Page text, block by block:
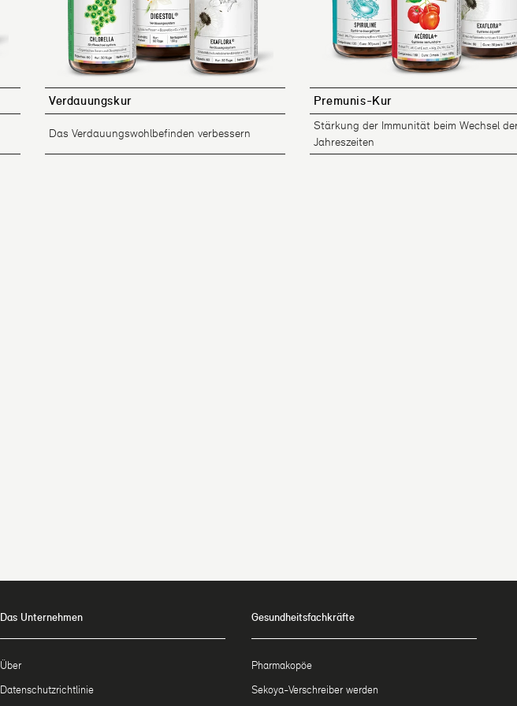
Verdauungskur
Das Verdauungswohlbefinden verbessern
Premunis-Kur
Stärkung der Immunität beim Wechsel
Jahreszeiten
Das Unternehmen
Über
Datenschutzrichtlinie
Gesundheitsfachkräfte
Pharmakopöe
Sekoya-Verschreiber werden